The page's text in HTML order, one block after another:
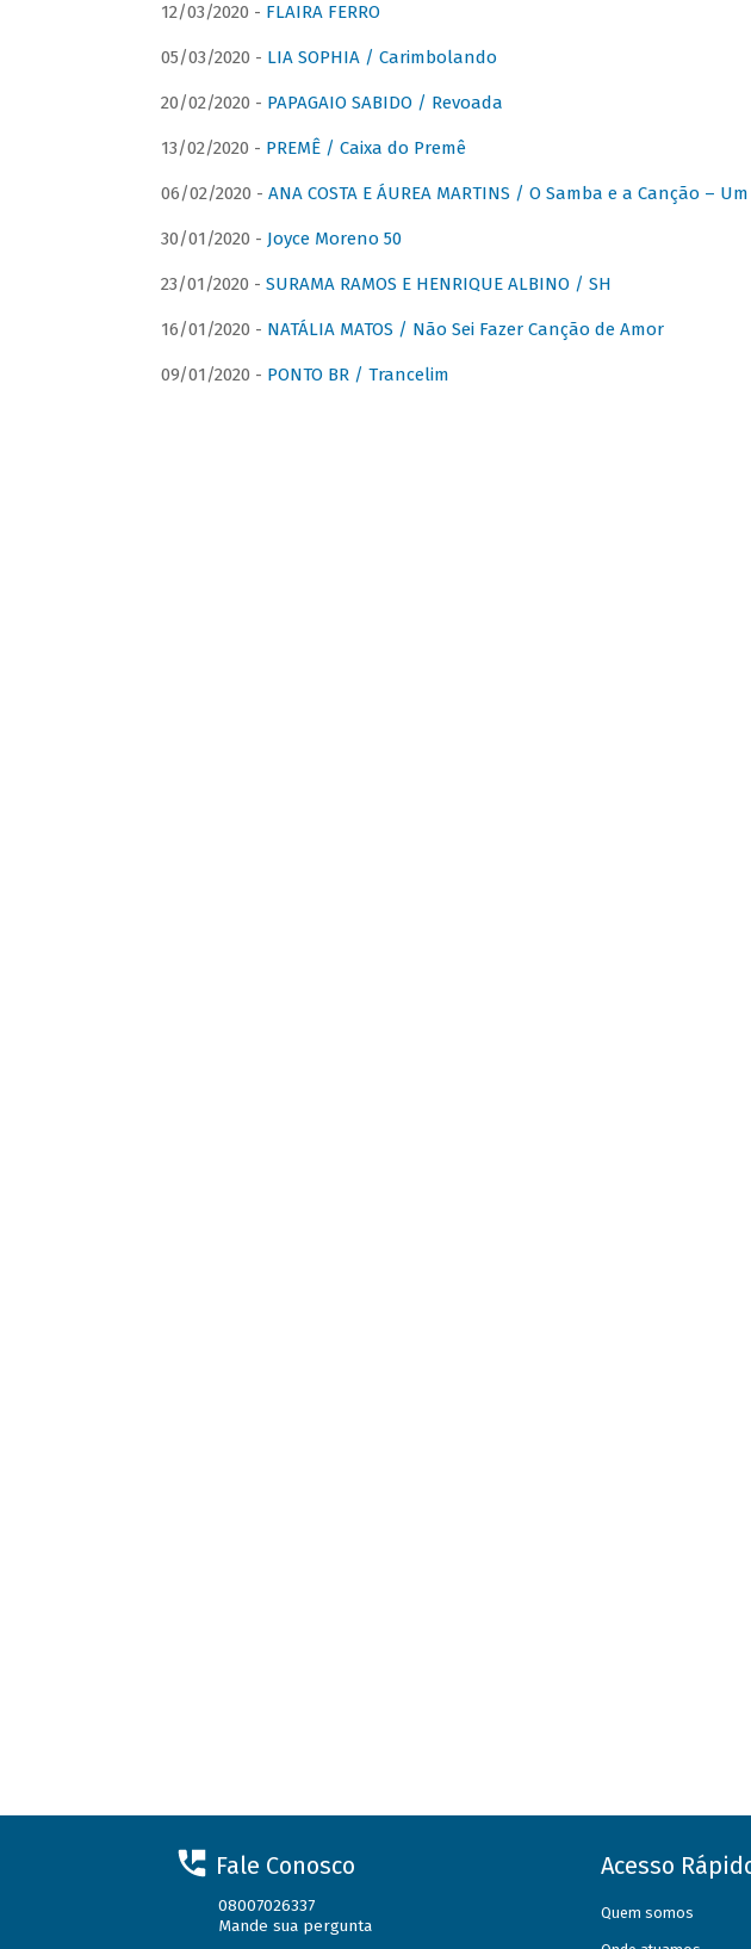
12/03/2020 - FLAIRA FERRO
05/03/2020 - LIA SOPHIA / Carimbolando
20/02/2020 - PAPAGAIO SABIDO / Revoada
13/02/2020 - PREMÊ / Caixa do Premê
06/02/2020 - ANA COSTA E ÁUREA MARTINS / O Samba e a Canção –
30/01/2020 - Joyce Moreno 50
23/01/2020 - SURAMA RAMOS E HENRIQUE ALBINO / SH
16/01/2020 - NATÁLIA MATOS / Não Sei Fazer Canção de Amor
09/01/2020 - PONTO BR / Trancelim
Fale Conosco
08007026337
Mande sua pergunta
Acesso
Quem somos